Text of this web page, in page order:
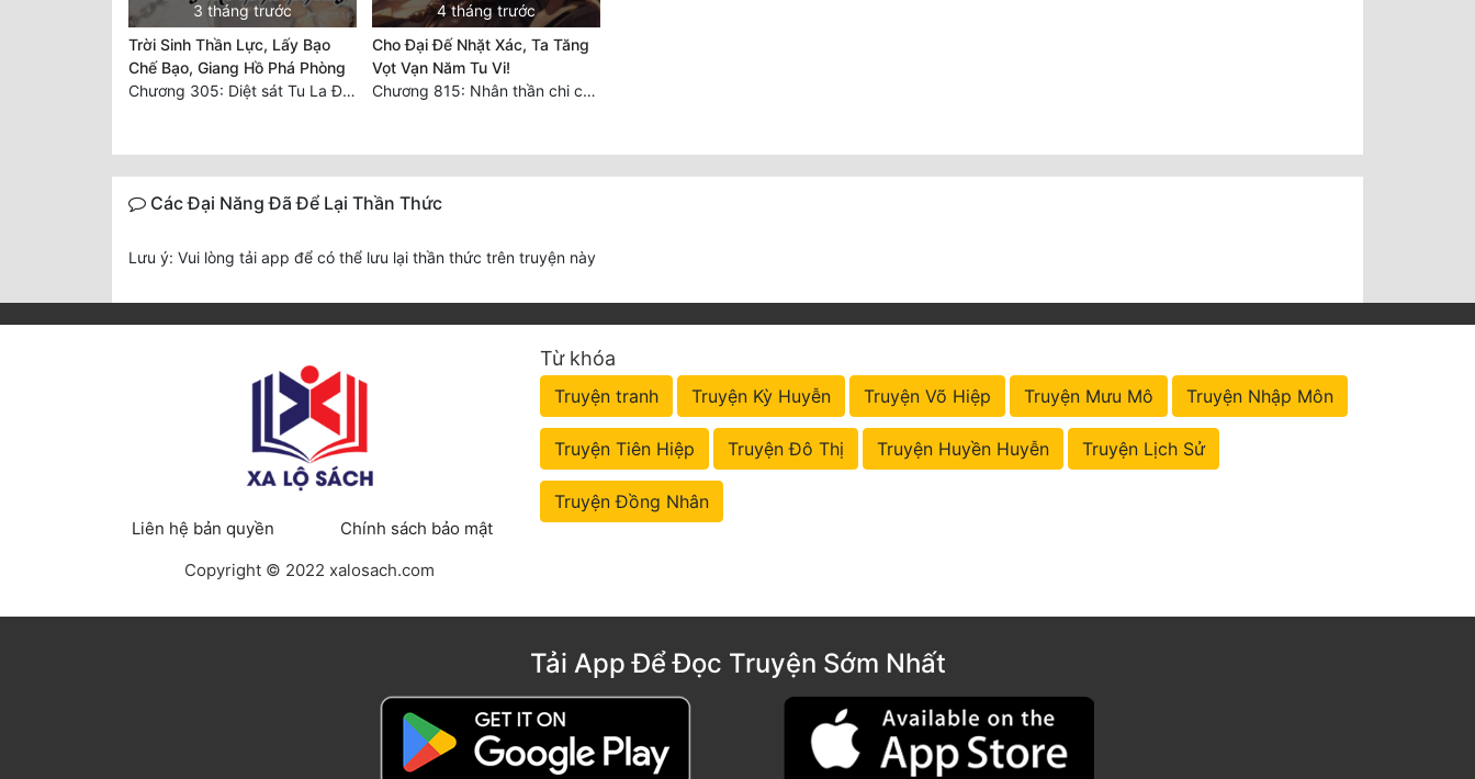
3 tháng trước
Trời Sinh Thần Lực, Lấy Bạo
Chế Bạo, Giang Hồ Phá Phòng
Chương 305: Diệt sát Tu La Đế Quân, ba phần sách lụa tới tay! (4)
4 tháng trước
Cho Đại Đế Nhặt Xác, Ta Tăng
Vọt Vạn Năm Tu Vi!
Chương 815: Nhân thần chi chiến!
Các Đại Năng Đã Để Lại Thần Thức
Lưu ý: Vui lòng tải app để có thể lưu lại thần thức trên truyện này
Liên hệ bản quyền
Chính sách bảo mật
Copyright © 2022 xalosach.com
Từ khóa
Truyện tranh Truyện Kỳ Huyễn Truyện Võ Hiệp Truyện Mưu Mô Truyện Nhập Môn
Truyện Tiên Hiệp Truyện Đô Thị Truyện Huyền Huyễn Truyện Lịch Sử
Truyện Đồng Nhân
Tải App Để Đọc Truyện Sớm Nhất